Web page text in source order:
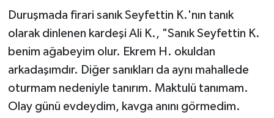
Duruşmada firari sanık Seyfettin K.'nın tanık
olarak dinlenen kardeşi Ali K., "Sanık Seyfettin K.
benim ağabeyim olur. Ekrem H. okuldan
arkadaşımdır. Diğer sanıkları da aynı mahallede
oturmam nedeniyle tanırım. Maktulü tanımam.
Olay günü evdeydim, kavga anını görmedim.